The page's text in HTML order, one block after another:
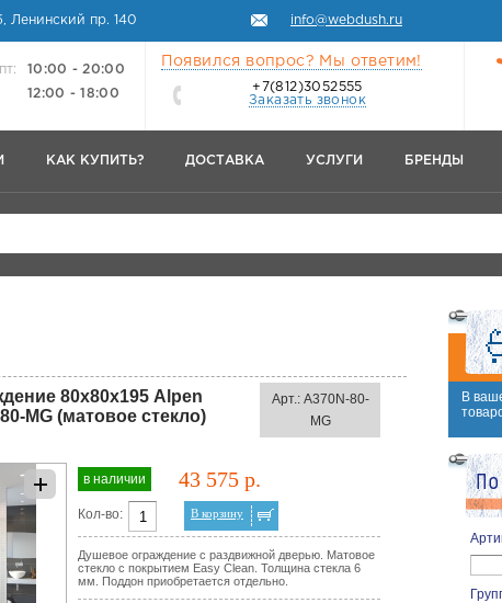
Ленинский пр. 140 info@webdush.ru
10:00 - 20:00
12:00 - 18:00
Появился вопрос? Мы ответим!
+7(812)3052555
Заказать звонок
КАК КУПИТЬ? ДОСТАВКА УСЛУГИ БРЕНДЫ
80x80х195 Alpen
MG (матовое стекло)
Арт.: A370N-80-
MG
в наличии 43 575 р.
Кол-во: В корзину
Душевое ограждение с раздвижной дверью. Матовое
стекло с покрытием Easy Clean. Толщина стекла 6
мм. Поддон приобретается отдельно.
В